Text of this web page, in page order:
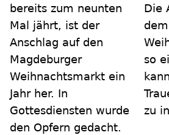
bereits zum neunten
Mal jährt, ist der
Anschlag auf den
Magdeburger
Weihnachtsmarkt ein
Jahr her. In
Gottesdiensten wurde
den Opfern gedacht.
Die
so
zu